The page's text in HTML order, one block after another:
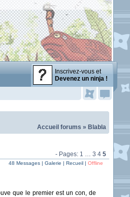
Inscrivez-vous et
Devenez un ninja !
Accueil forums » Blabla
- Pages: 1 … 3 4 5
48 Messages | Galerie | Recueil | Offline
que le premier est un con, de